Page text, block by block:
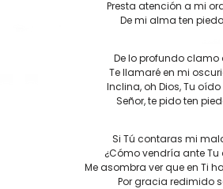
Presta atención a mi
De mi alma ten
De lo profundo clamo
Te llamaré en mi
Inclina, oh Dios, Tu
Señor, te pido ten
Si Tú contaras mi
¿Cómo vendría ante Tu
Me asombra ver que en Ti
Por gracia redimido